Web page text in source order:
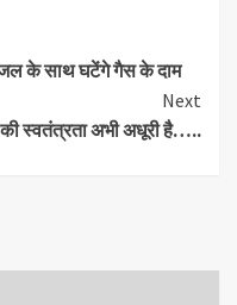
के साथ घटेंगे गैस के दाम
Next
स्वतंत्रता अभी अधूरी है…..